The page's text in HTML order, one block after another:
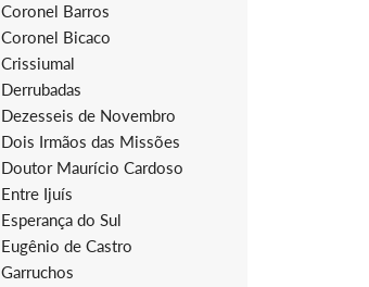
Coronel Barros
Coronel Bicaco
Crissiumal
Derrubadas
Dezesseis de Novembro
Dois Irmãos das Missões
Doutor Maurício Cardoso
Entre Ijuís
Esperança do Sul
Eugênio de Castro
Garruchos